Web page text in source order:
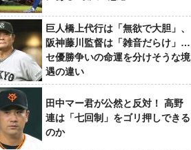
巨人橋上代行は「無欲で大胆」、
阪神藤川監督は「雑音だらけ」…
セ優勝争いの命運を分けそうな境
遇の違い
田中マー君が公然と反対！ 高野
連は「七回制」をゴリ押しできる
のか